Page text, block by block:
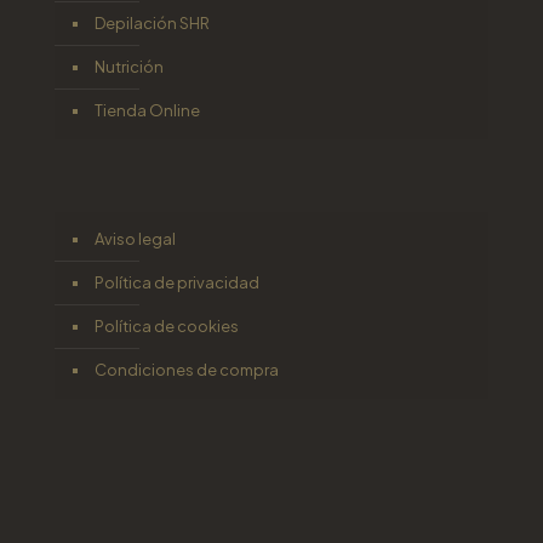
Depilación SHR
Nutrición
Tienda Online
Aviso legal
Política de privacidad
Política de cookies
Condiciones de compra